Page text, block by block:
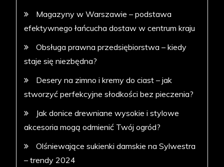
Magazyny w Warszawie – podstawa
efektywnego łańcucha dostaw w centrum kraju
Obsługa prawna przedsiębiorstwa – kiedy
staje się niezbędna?
Desery na zimno i kremy do ciast – jak
stworzyć perfekcyjne słodkości bez pieczenia?
Jak donice drewniane wysokie i stylowe
akcesoria mogą odmienić Twój ogród?
Olśniewające sukienki damskie na Sylwestra
– trendy 2024